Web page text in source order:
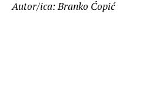
Autor/ica: Branko Ćopić